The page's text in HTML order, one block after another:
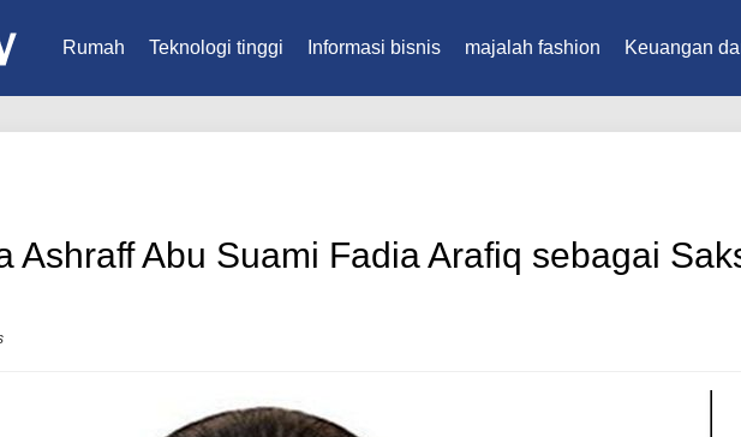
Rumah Teknologi tinggi Informasi bisnis majalah fashion Keuangan
Ashraff Abu Suami Fadia Arafiq sebagai